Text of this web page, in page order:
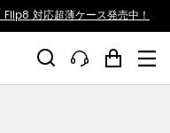
対応超薄ケース発売中！